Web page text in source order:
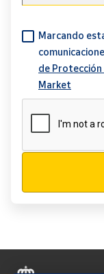
Marcando
de
Market